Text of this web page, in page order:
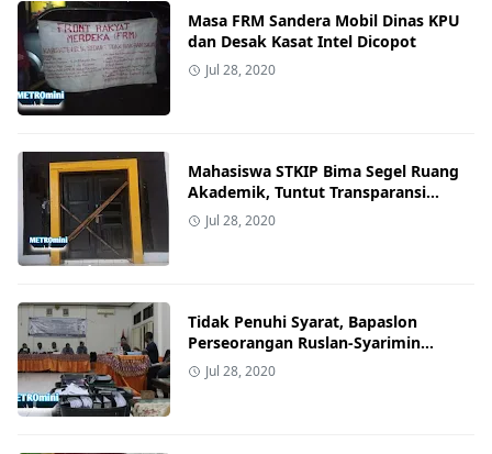
Masa FRM Sandera Mobil Dinas KPU
dan Desak Kasat Intel Dicopot
Jul 28, 2020
Mahasiswa STKIP Bima Segel Ruang
Akademik, Tuntut Transparansi
Keuangan Kampus
Jul 28, 2020
Tidak Penuhi Syarat, Bapaslon
Perseorangan Ruslan-Syarimin
Ditolak KPU
Jul 28, 2020